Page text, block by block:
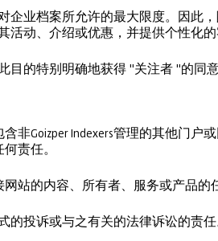
企业档案所允许的最大限度。因此
活动、介绍或优惠，并提供个性化的
目的特别明确地获得 "关注者 "的同意
非Goizper Indexers管理的其他门户
责任。
站的内容、所有者、服务或产品的
的投诉或与之有关的法律诉讼的责任